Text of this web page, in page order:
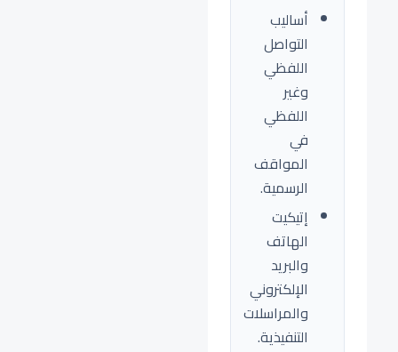
أساليب
التواصل
اللفظي
وغير
اللفظي
في
المواقف
الرسمية.
إتيكيت
الهاتف
والبريد
الإلكتروني
والمراسلات
التنفيذية.